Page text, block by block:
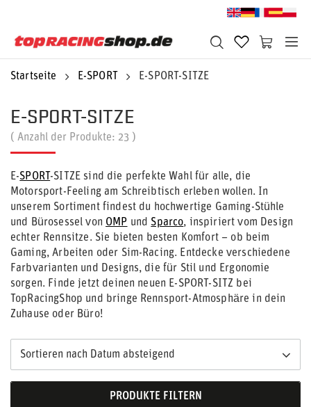
Startseite E-SPORT E-SPORT-SITZE
E-SPORT-SITZE
( Anzahl der Produkte: 23 )
E-SPORT-SITZE sind die perfekte Wahl für alle, die
Motorsport-Feeling am Schreibtisch erleben wollen. In
unserem Sortiment findest du hochwertige Gaming-Stühle
und Bürosessel von OMP und Sparco, inspiriert vom Design
echter Rennsitze. Sie bieten besten Komfort – ob beim
Gaming, Arbeiten oder Sim-Racing. Entdecke verschiedene
Farbvarianten und Designs, die für Stil und Ergonomie
sorgen. Finde jetzt deinen neuen E-SPORT-SITZ bei
TopRacingShop und bringe Rennsport-Atmosphäre in dein
Zuhause oder Büro!
Sortieren nach Datum absteigend
PRODUKTE FILTERN